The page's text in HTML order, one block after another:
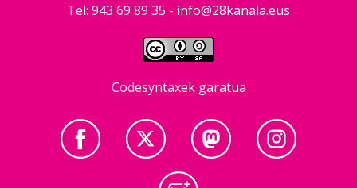
Tel: 943 69 89 35 - info@28kanala.eus
Codesyntaxek garatua